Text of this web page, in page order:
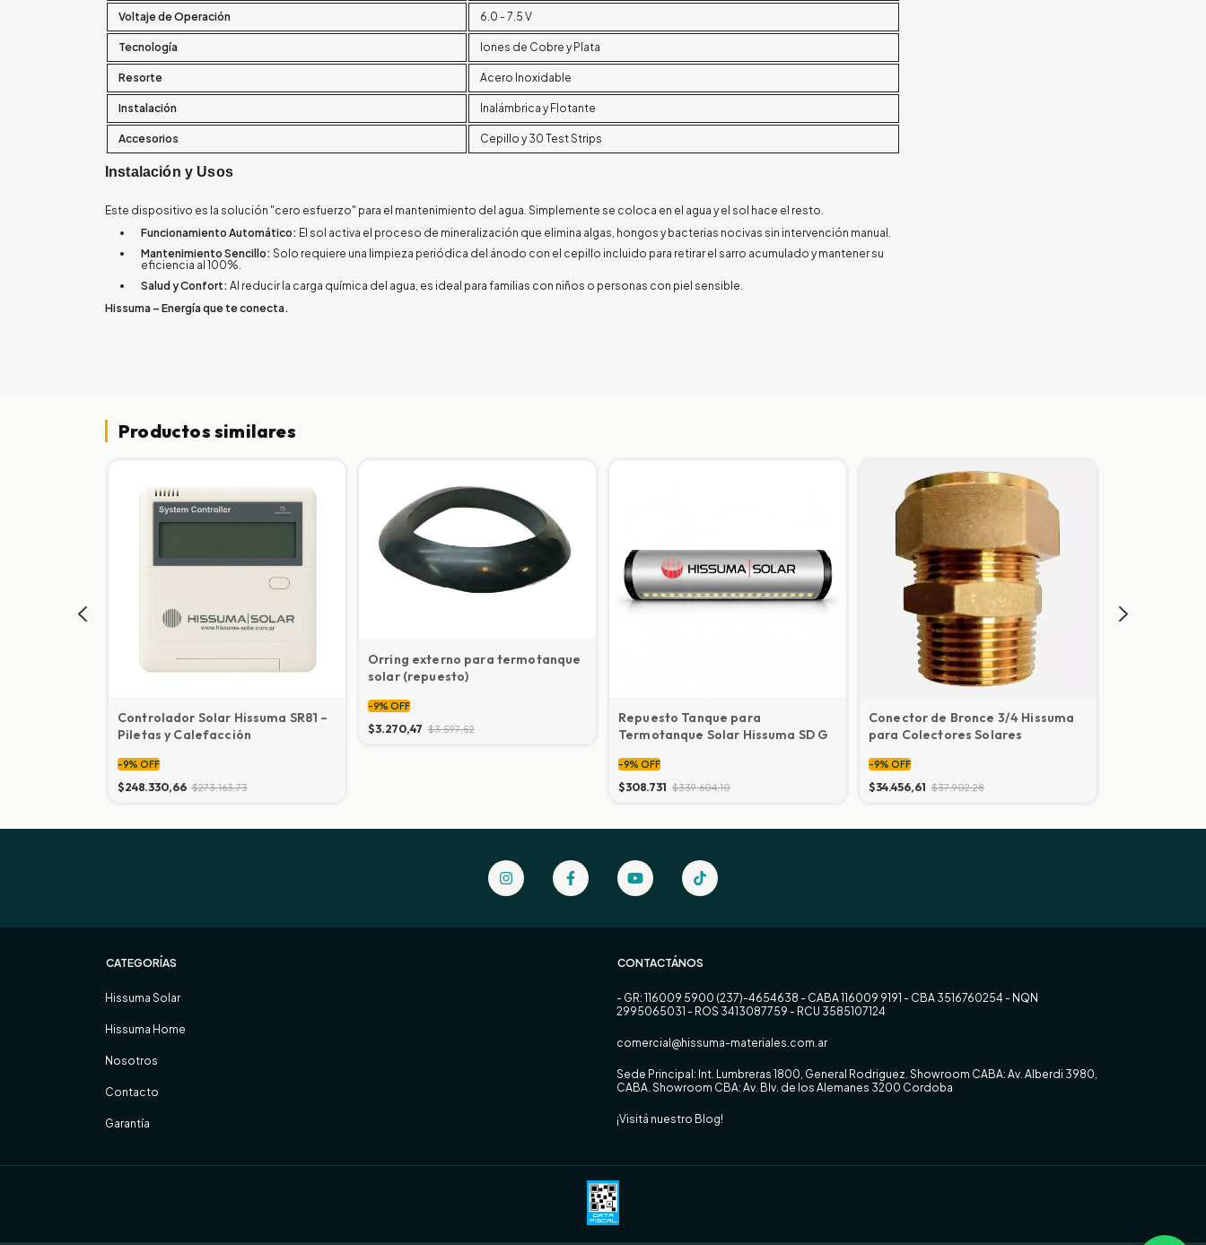
Voltaje de Operación 6.0 - 7.5 V
Tecnología Iones de Cobre y Plata
Resorte Acero Inoxidable
Instalación Inalámbrica y Flotante
Accesorios Cepillo y 30 Test Strips
Instalación y Usos
Este dispositivo es la solución "cero esfuerzo" para el mantenimiento del agua. Simplemente se coloca en el agua y el sol hace el resto.
Funcionamiento Automático: El sol activa el proceso de mineralización que elimina algas, hongos y bacterias nocivas sin intervención manual.
Mantenimiento Sencillo: Solo requiere una limpieza periódica del ánodo con el cepillo incluido para retirar el sarro acumulado y mantener su
eficiencia al 100%.
Salud y Confort: Al reducir la carga química del agua, es ideal para familias con niños o personas con piel sensible.
Hissuma – Energía que te conecta.
Productos similares
Controlador Solar Hissuma SR81 –
Piletas y Calefacción
-9% OFF
$248.330,66 $273.163,73
Orring externo para termotanque
solar (repuesto)
-9% OFF
$3.270,47 $3.597,52
Repuesto Tanque para
Termotanque Solar Hissuma SD G
-9% OFF
$308.731 $339.604,10
Conector de Bronce 3/4 Hissuma
para Colectores Solares
-9% OFF
$34.456,61 $37.902,28
CATEGORÍAS
Hissuma Solar
Hissuma Home
Nosotros
Contacto
Garantía
CONTACTÁNOS
- GR: 116009 5900 (237)-4654638 - CABA 116009 9191 - CBA 3516760254 - NQN
2995065031 - ROS 3413087759 - RCU 3585107124
comercial@hissuma-materiales.com.ar
Sede Principal: Int. Lumbreras 1800, General Rodriguez. Showroom CABA: Av. Alberdi 3980,
CABA. Showroom CBA: Av. Blv. de los Alemanes 3200 Cordoba
¡Visitá nuestro Blog!